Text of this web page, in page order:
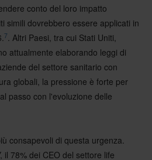
conto del loro impatto
simili dovrebbero essere applicati in
7
. Altri Paesi, tra cui Stati Uniti,
attualmente elaborando leggi di
del settore sanitario con
globali, la pressione è forte per
passo con l'evoluzione delle
consapevoli di questa urgenza.
il 78% dei CEO del settore life